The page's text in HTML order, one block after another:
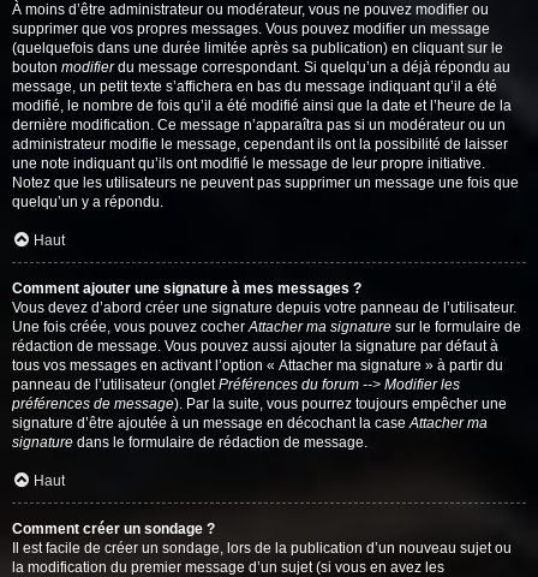
À moins d’être administrateur ou modérateur, vous ne pouvez modifier ou
supprimer que vos propres messages. Vous pouvez modifier un message
(quelquefois dans une durée limitée après sa publication) en cliquant sur le
bouton modifierdu message correspondant. Si quelqu’un a déjà répondu au
message, un petit texte s’affichera en bas du message indiquant qu’il a été
modifié, le nombre de fois qu’il a été modifié ainsi que la date et l’heure de la
dernière modification. Ce message n’apparaîtra pas si un modérateur ou un
administrateur modifie le message, cependant ils ont la possibilité de laisser
une note indiquant qu’ils ont modifié le message de leur propre initiative.
Notez que les utilisateurs ne peuvent pas supprimer un message une fois que
quelqu’un y a répondu.
Haut
Comment ajouter une signature à mes messages ?
Vous devez d’abord créer une signature depuis votre panneau de l’utilisateur.
Une fois créée, vous pouvez cocherAttacher ma signature sur le formulaire de
rédaction de message. Vous pouvez aussi ajouter la signature par défaut à
tous vos messages en activant l’option « Attacher ma signature » à partir du
panneau de l’utilisateur (ongletPréférences du forum --> Modifier les
préférences de message). Par la suite, vous pourrez toujours empêcher une
signature d’être ajoutée à un message en décochant la caseAttacher ma
signature dans le formulaire de rédaction de message.
Haut
Comment créer un sondage ?
Il est facile de créer un sondage, lors de la publication d’un nouveau sujet ou
la modification du premier message d’un sujet (si vous en avez les